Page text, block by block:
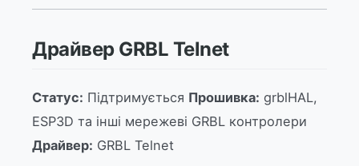
Драйвер GRBL Telnet
Статус: Підтримується Прошивка: grblHAL,
ESP3D та інші мережеві GRBL контролери
Драйвер: GRBL Telnet